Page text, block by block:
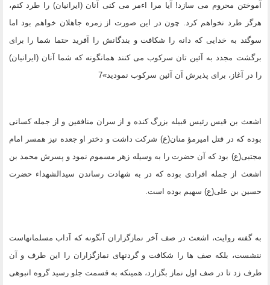
آموختن محروم مى سازد! آیا مرا اءمر مى کنى آنان (ایرانیان) را طرد کنم،
هرگز طرد نخواهم کرد. چون در این صورت از زمره جاهلان خواهم بود اما
سوگند به خدایى که دانه را شکافت و بندگانش را آفرید حتما شما را براى
برگشت مجدد به آئین تان سرکوب مى کنند همانگونه که شما آنان (ایرانیان)
را در آغاز، براى پذیرش آن آئین سرکوب نمودید»7
اشعث بن قیس رئیس قبیله بزرگ کنده و از سران منافقین و از جمله کسانى
بوده که در قتل امیرمؤ منان(ع) شرکت داشت و دختر او جعده نیز همسر امام
مجتبى(ع) بود که آن حضرت را به وسیله زهر مسموم نمود و پسرش محمد بن
اشعث از جمله افرادى بوده که در به شهادت رساندن سیدالشهداء حضرت
حسین بن على(ع) سهیم بوده است.
به گفته روایت، اشعث در صف آخر نمازگزاران آنگونه که آداب مسلمانهاست
ننشست، بلکه صف ها را شکافت و گردنهاى نمازگزاران را این طرف و آن
طرف زد تا در صف اول نماز بگزارد، همینکه به قسمت جلو رسید گروه انبوهى